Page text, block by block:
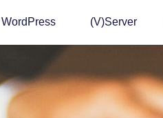
WordPress (v)Server